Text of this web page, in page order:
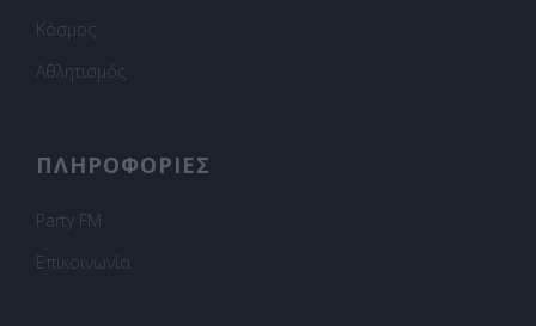
Κόσμος
Αθλητισμός
ΠΛΗΡΟΦΟΡΙΕΣ
Party FM
Επικοινωνία